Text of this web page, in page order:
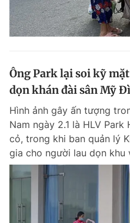
Ông Park lại soi kỹ
dọn khán đài sân Mỹ
Hình ảnh gây ấn tượng
Nam ngày 2.1 là HLV
cỏ, trong khi ban quản lý
gia cho người lau dọn khu